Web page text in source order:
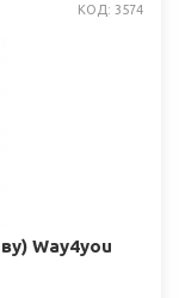
КОД: 3574
Way4you